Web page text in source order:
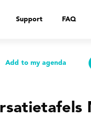
Support FAQ
Add to my agenda